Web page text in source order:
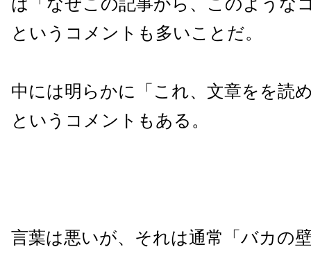
というコメントも多いことだ。
中には明らかに「これ、文章をを読
というコメントもある。
言葉は悪いが、それは通常「バカの